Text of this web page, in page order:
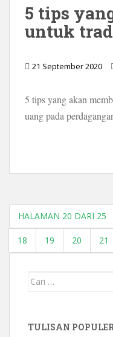
5 tips
untuk
21 September 2020
5 tips yang akan
uang pada
HALAMAN 20 DARI 25
18 19 20 21
Mencari:
TULISAN POPULER